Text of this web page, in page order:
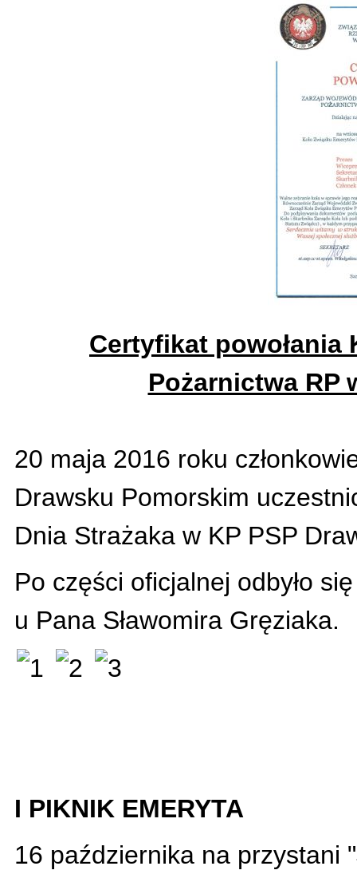
Certyfikat powołania
Pożarnictwa RP
20 maja 2016 roku
Drawsku Pomorskim
Dnia Strażaka w KP PSP
Po części oficjalnej odbyło
u Pana Sławomira Gręziaka.
I PIKNIK EMERYTA
16 października na przystani